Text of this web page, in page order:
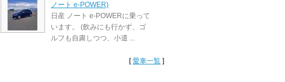
ノート e-POWER)
日産 ノート e-POWERに乗って
います。 (飲みにも行かず、ゴ
ルフも自粛しつつ、小遣 ...
[愛車一覧 ]